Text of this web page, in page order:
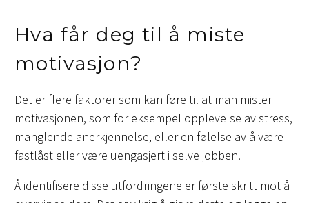
Hva får deg til å miste
motivasjon?
Det er flere faktorer som kan føre til at man mister
motivasjonen, som for eksempel opplevelse av stress,
manglende anerkjennelse, eller en følelse av å være
fastlåst eller være uengasjert i selve jobben.
Å identifisere disse utfordringene er første skritt mot å